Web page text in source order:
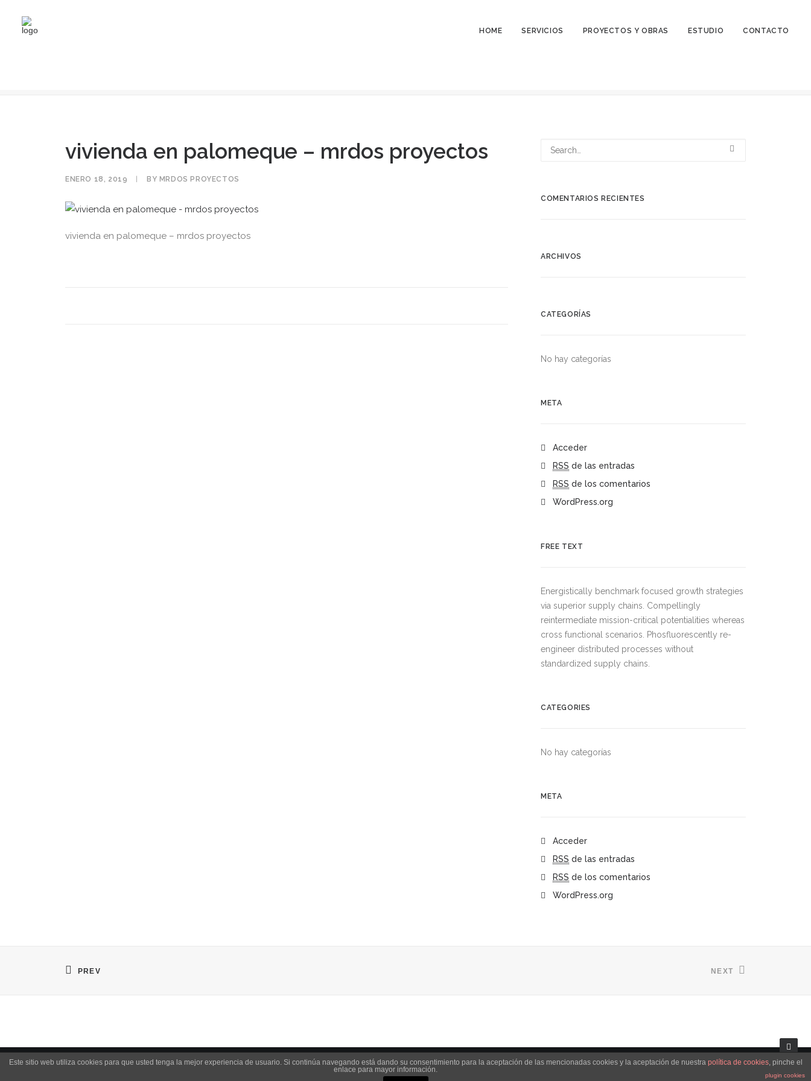
HOME SERVICIOS PROYECTOS Y OBRAS ESTUDIO CONTACTO
vivienda en palomeque – mrdos proyectos
ENERO 18, 2019 BY MRDOS PROYECTOS
vivienda en palomeque – mrdos proyectos
COMENTARIOS RECIENTES
ARCHIVOS
CATEGORÍAS
No hay categorías
META
Acceder
RSS de las entradas
RSS de los comentarios
WordPress.org
FREE TEXT
Energistically benchmark focused growth strategies
via superior supply chains. Compellingly
reintermediate mission-critical potentialities whereas
cross functional scenarios. Phosfluorescently re-
engineer distributed processes without
standardized supply chains.
CATEGORIES
No hay categorías
META
Acceder
RSS de las entradas
RSS de los comentarios
WordPress.org
PREV NEXT
Este sitio web utiliza cookies para que usted tenga la mejor experiencia de usuario. Si continúa navegando está dando su consentimiento para la aceptación de las mencionadas cookies y la aceptación de nuestra política de cookies, pinche el
enlace para mayor información.
plugin cookies